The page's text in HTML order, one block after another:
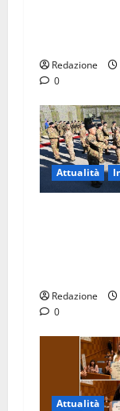
Redazione
0
Attualità
Redazione
0
Attualità